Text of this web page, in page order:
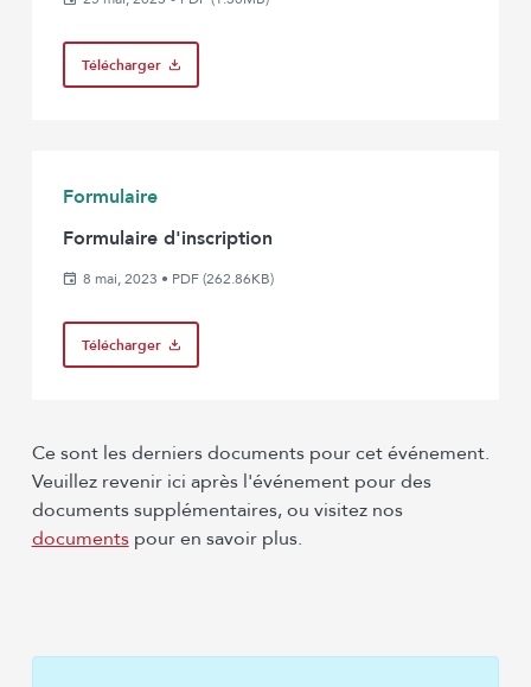
Ce sont les derniers documents pour cet événement.
Veuillez revenir ici après l'événement pour des
documents supplémentaires, ou visitez nos
documentspour en savoir plus.
Télécharger
Formulaire
Formulaire d'inscription
8 mai, 2023 • PDF (262.86KB)
Télécharger